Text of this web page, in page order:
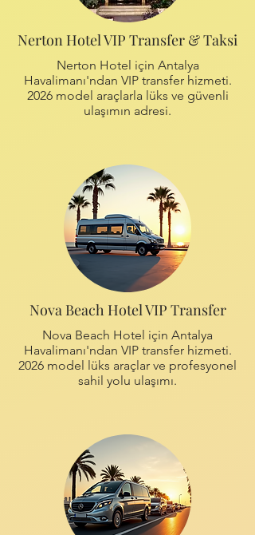
Nerton Hotel VIP Transfer & Taksi
Nerton Hotel için Antalya
Havalimanı'ndan VIP transfer hizmeti.
2026 model araçlarla lüks ve güvenli
ulaşımın adresi.
Nova Beach Hotel VIP Transfer
Nova Beach Hotel için Antalya
Havalimanı'ndan VIP transfer hizmeti.
2026 model lüks araçlar ve profesyonel
sahil yolu ulaşımı.